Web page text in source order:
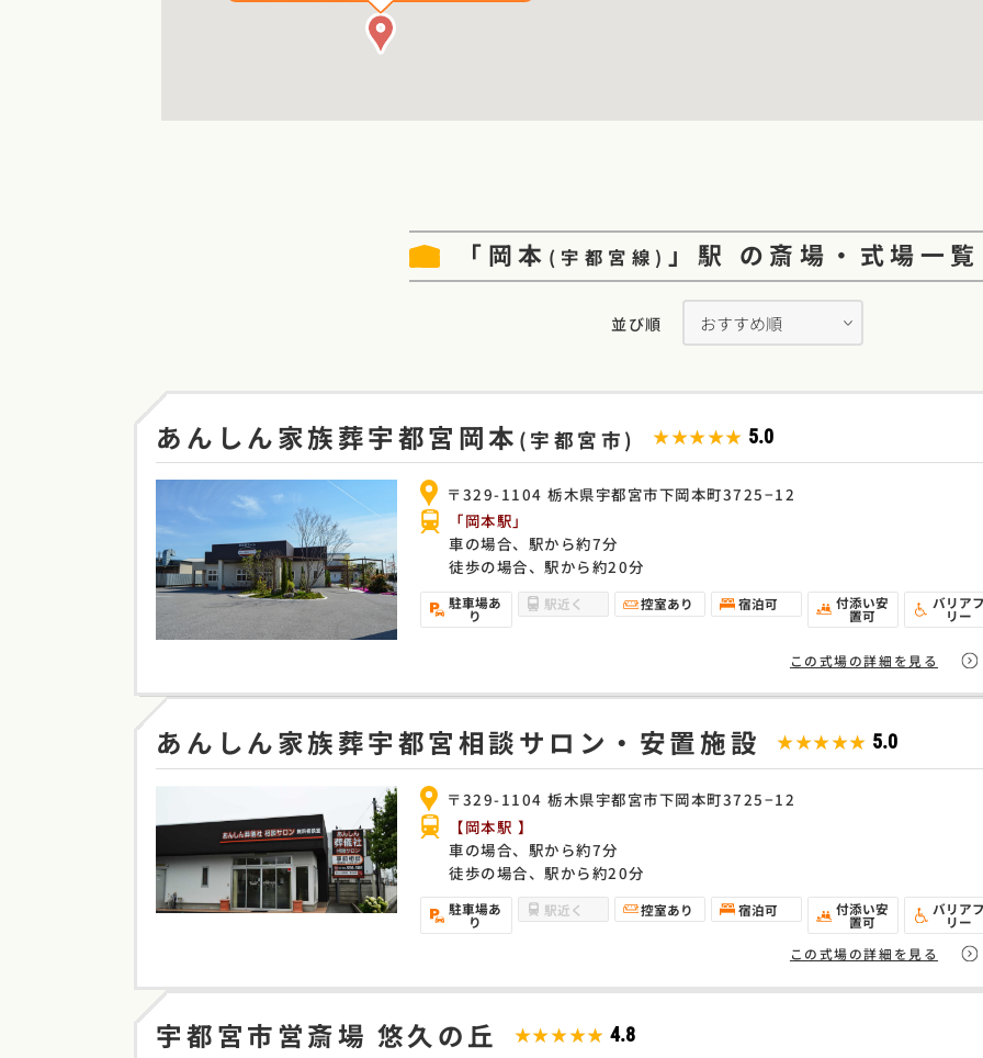
「 岡本 ( 宇都宮線 ) 」駅 の 斎場・式場一
並び順
あんしん家族葬宇都宮 岡本 (宇都宮市) ★★★★★ 5.0
〒329-1104 栃木県宇都宮市下岡本町3725−12
「岡本駅」
車の場合、駅から約7分
徒歩の場合、駅から約20分
駐車場あ
り
駅近く 控室あり 宿泊可 付添い安
置可
バリア
リー
この式場の詳細を見る
あんしん家族葬宇都宮相談サロン・安置施設 ★★★★★ 5.0
〒329-1104 栃木県宇都宮市下岡本町3725−12
【岡本駅 】
車の場合、駅から約7分
徒歩の場合、駅から約20分
駐車場あ
り
駅近く 控室あり 宿泊可 付添い安
置可
バリア
リー
この式場の詳細を見る
宇都宮市営斎場 悠久の丘 ★★★★★ 4.8